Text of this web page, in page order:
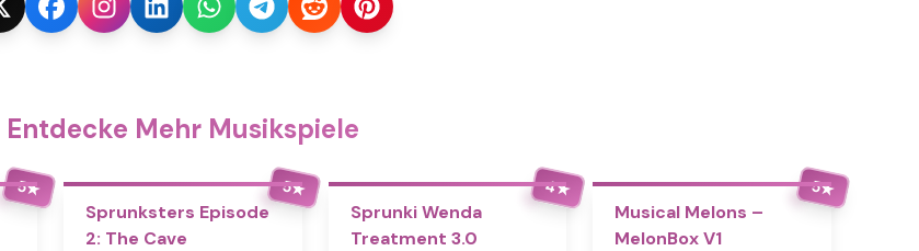
Entdecke Mehr Musikspiele
5★ 5★
Sprunksters Episode
2: The Cave
4★
Sprunki Wenda
Treatment 3.0
5★
Musical Melons –
MelonBox V1